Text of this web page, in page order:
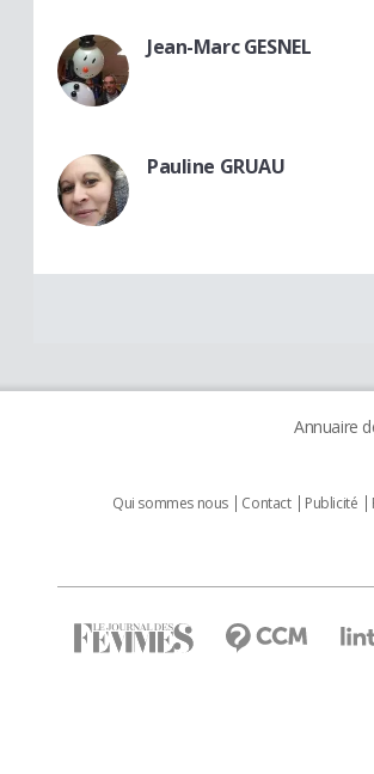
Jean-Marc GESNEL
Pauline GRUAU
Annuaire
Qui sommes nous Contact Publicité